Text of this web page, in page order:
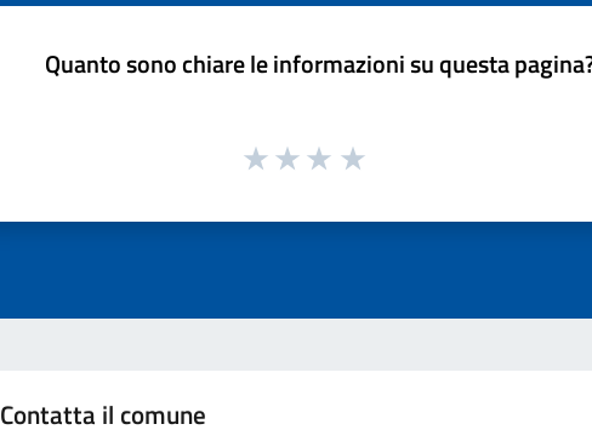
Quanto sono chiare le informazioni su questa
Contatta il comune